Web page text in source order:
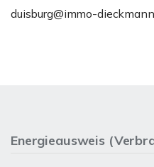
duisburg@immo-
Energieausweis